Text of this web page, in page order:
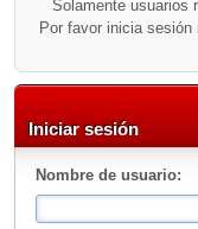
Solamente usuarios
Por favor inicia sesión
Iniciar sesión
Nombre de usuario: